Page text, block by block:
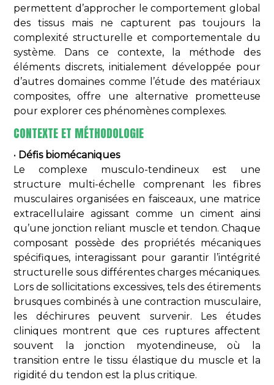
permettent d’approcher le comportement global
des tissus mais ne capturent pas toujours la
complexité structurelle et comportementale du
système. Dans ce contexte, la méthode des
éléments discrets, initialement développée pour
d’autres domaines comme l’étude des matériaux
composites, offre une alternative prometteuse
pour explorer ces phénomènes complexes.
CONTEXTE ET MÉTHODOLOGIE
• Défis biomécaniques
Le complexe musculo-tendineux est une
structure multi-échelle comprenant les fibres
musculaires organisées en faisceaux, une matrice
extracellulaire agissant comme un ciment ainsi
qu’une jonction reliant muscle et tendon. Chaque
composant possède des propriétés mécaniques
spécifiques, interagissant pour garantir l’intégrité
structurelle sous différentes charges mécaniques.
Lors de sollicitations excessives, tels des étirements
brusques combinés à une contraction musculaire,
les déchirures peuvent survenir. Les études
cliniques montrent que ces ruptures affectent
souvent la jonction myotendineuse, où la
transition entre le tissu élastique du muscle et la
rigidité du tendon est la plus critique.